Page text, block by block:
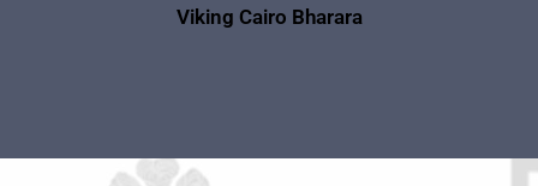
Viking Cairo Bharara